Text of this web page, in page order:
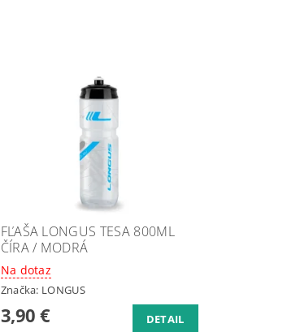
FĽAŠA LONGUS TESA 800ML
ČÍRA / MODRÁ
Na dotaz
Značka: LONGUS
3,90 € DETAIL